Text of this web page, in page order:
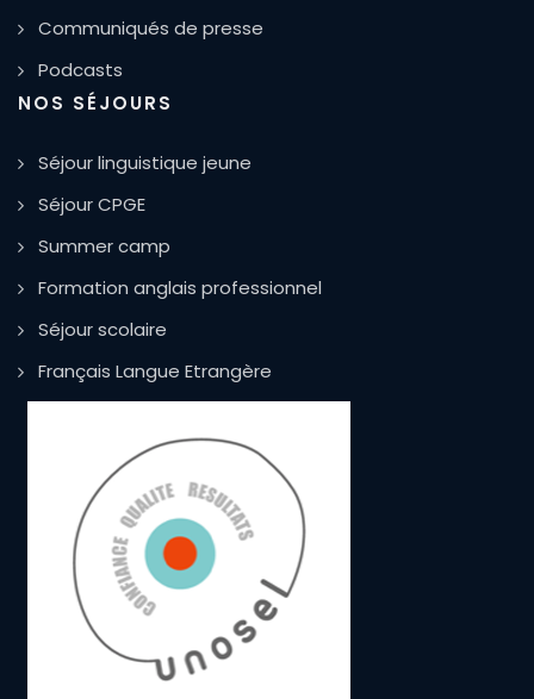
Communiqués de presse
Podcasts
NOS SÉJOURS
Séjour linguistique jeune
Séjour CPGE
Summer camp
Formation anglais professionnel
Séjour scolaire
Français Langue Etrangère